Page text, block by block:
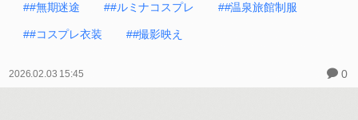
##無期迷途
##ルミナコスプレ ##温泉旅館制服
##コスプレ衣装 ##撮影映え
2026.02.03 15:45 0